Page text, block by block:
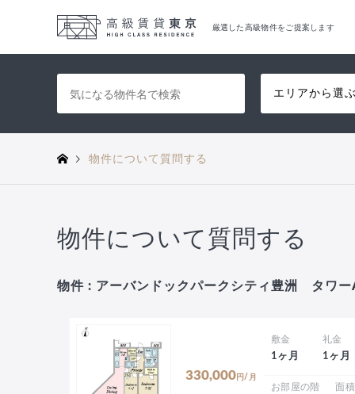
厳選した高級物件をご提案します
エリアから選
物件について質問する
物件について質問する
物件 : アーバンドックパークシティ豊洲 タワー
330,000 円/月
敷金
1ヶ月
礼金
1ヶ月
お部屋の階 面積